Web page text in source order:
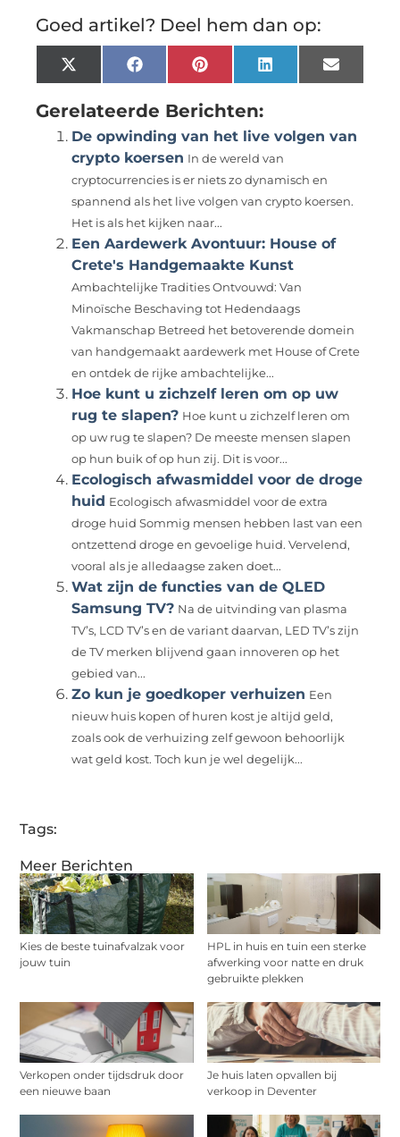
Meer Berichten
Kies de beste tuinafvalzak voor
jouw tuin
HPL in huis en tuin een sterke
afwerking voor natte en druk
gebruikte plekken
Verkopen onder tijdsdruk door
een nieuwe baan
Je huis laten opvallen bij
verkoop in Deventer
Goed artikel? Deel hem dan op:
X
(Twitter)
FacebookPinterestLinkedInEmail
Gerelateerde Berichten:
De opwinding van het live volgen van
crypto koersen In de wereld van
cryptocurrencies is er niets zo dynamisch en
spannend als het live volgen van crypto koersen.
Het is als het kijken naar...
Een Aardewerk Avontuur: House of
Crete's Handgemaakte Kunst
Ambachtelijke Tradities Ontvouwd: Van
Minoïsche Beschaving tot Hedendaags
Vakmanschap Betreed het betoverende domein
van handgemaakt aardewerk met House of Crete
en ontdek de rijke ambachtelijke...
Hoe kunt u zichzelf leren om op uw
rug te slapen? Hoe kunt u zichzelf leren om
op uw rug te slapen? De meeste mensen slapen
op hun buik of op hun zij. Dit is voor...
Ecologisch afwasmiddel voor de droge
huid Ecologisch afwasmiddel voor de extra
droge huid Sommig mensen hebben last van een
ontzettend droge en gevoelige huid. Vervelend,
vooral als je alledaagse zaken doet...
Wat zijn de functies van de QLED
Samsung TV? Na de uitvinding van plasma
TV’s, LCD TV’s en de variant daarvan, LED TV’s zijn
de TV merken blijvend gaan innoveren op het
gebied van...
Zo kun je goedkoper verhuizen Een
nieuw huis kopen of huren kost je altijd geld,
zoals ook de verhuizing zelf gewoon behoorlijk
wat geld kost. Toch kun je wel degelijk...
Tags: